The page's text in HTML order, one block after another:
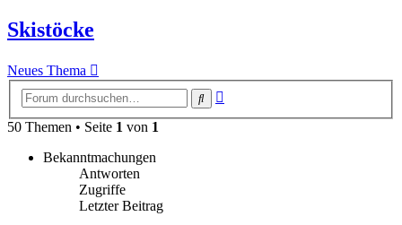
Skistöcke
Neues Thema
Suche
50 Themen • Seite 1 von 1
Bekanntmachungen
Antworten
Zugriffe
Letzter Beitrag